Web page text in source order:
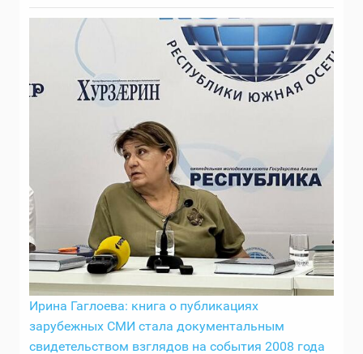
Ирина Гаглоева: книга о публикациях
зарубежных СМИ стала документальным
свидетельством взглядов на события 2008 года